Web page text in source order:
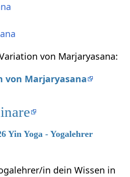
von Marjaryasana:
von Marjaryasana
Yin Yoga - Yogalehrer
in dein Wissen in